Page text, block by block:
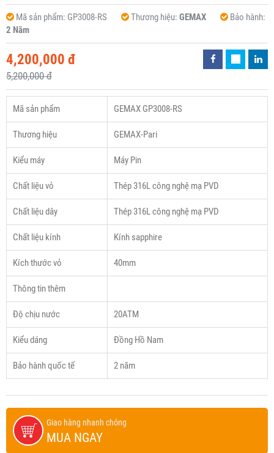
Mã sản phẩm: GP3008-RS Thương hiệu: GEMAX
Bảo hành:
2 Năm
4,200,000 đ
5,200,000 đ
Mã sản phẩm GEMAX GP3008-RS
Thương hiệu GEMAX-Pari
Kiểu máy Máy Pin
Chất liệu vỏ Thép 316L công nghệ mạ PVD
Chất liệu dây Thép 316L công nghệ mạ PVD
Chất liệu kính Kính sapphire
Kích thước vỏ 40mm
Thông tin thêm
Độ chịu nước 20ATM
Kiểu dáng Đồng Hồ Nam
Bảo hành quốc tế 2 năm
Giao hàng nhanh chóng
MUA NGAY